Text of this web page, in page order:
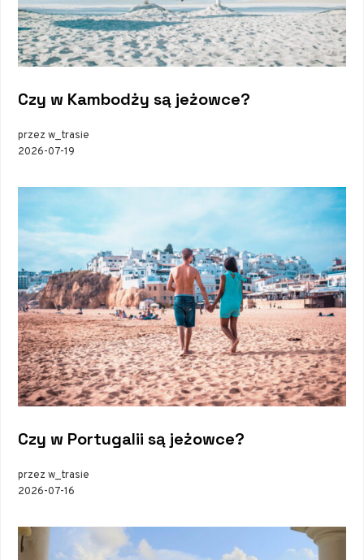
Czy w Kambodży są jeżowce?
przez w_trasie
2026-07-19
Czy w Portugalii są jeżowce?
przez w_trasie
2026-07-16